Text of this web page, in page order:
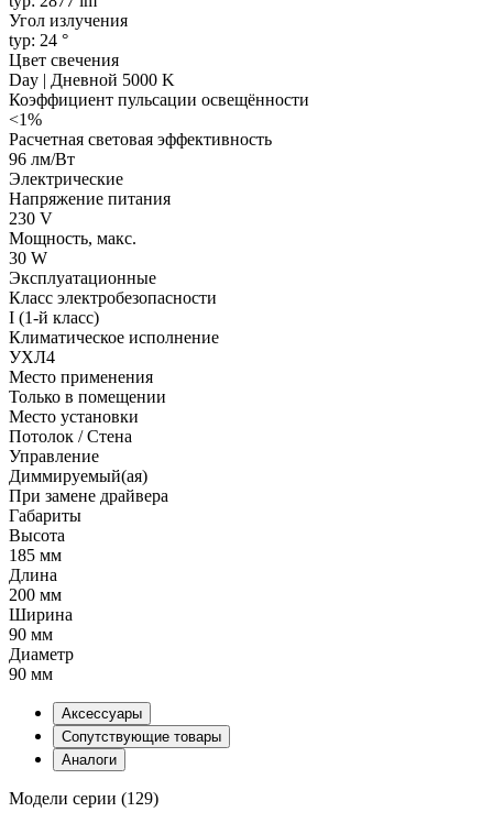
Угол излучения
typ: 24 °
Цвет свечения
Day | Дневной 5000 K
Коэффициент пульсации освещённости
<1%
Расчетная световая эффективность
96 лм/Вт
Электрические
Напряжение питания
230 V
Мощность, макс.
30 W
Эксплуатационные
Класс электробезопасности
I (1-й класс)
Климатическое исполнение
УХЛ4
Место применения
Только в помещении
Место установки
Потолок / Cтена
Управление
Диммируемый(ая)
При замене драйвера
Габариты
Высота
185 мм
Длина
200 мм
Ширина
90 мм
Диаметр
90 мм
Аксессуары
Сопутствующие товары
Аналоги
Модели серии (129)